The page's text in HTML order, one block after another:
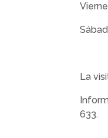
La
633.